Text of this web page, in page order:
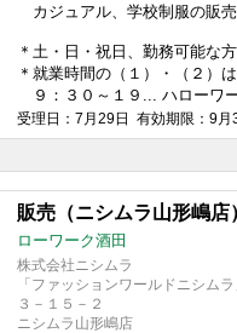
カジュアル、学校制服の販売
＊土・日・祝日、勤務可能な方
＊就業時間の（１）・（２）
９：３０～１９... ハローワ
受理日：7月29日 有効期限：9月
販売（ニシムラ山形嶋店
ローワーク酒田
株式会社ニシムラ
「ファッションワールドニシム
３－１５－２
ニシムラ山形嶋店